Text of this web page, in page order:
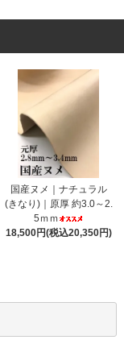
国産ヌメ｜ナチュラル
(きなり)｜原厚 約3.0～2.
5ｍｍ
18,500円(税込20,350円)